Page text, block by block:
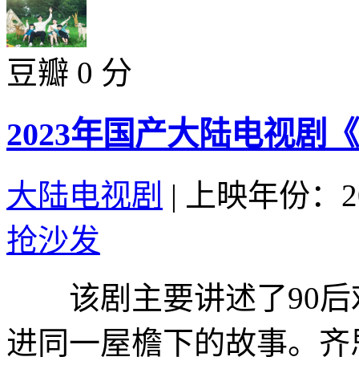
豆瓣 0 分
2023年国产大陆电视剧
大陆电视剧 |
上映年份：
抢沙发
该剧主要讲述了90后
进同一屋檐下的故事。